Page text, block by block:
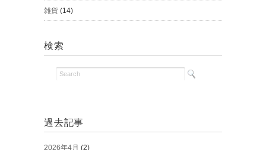
雑貨 (14)
検索
過去記事
2026年4月 (2)